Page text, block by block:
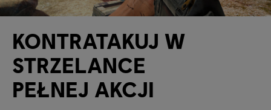
KONTRATAKUJ W
STRZELANCE
PEŁNEJ AKCJI